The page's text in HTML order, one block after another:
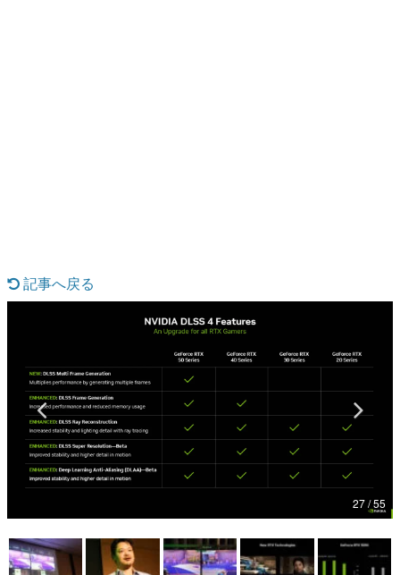
特集記事
アプリレビュー
その他
電ファミニコゲーマーとは？
運営：株式会社マレ
記事へ戻る
27 / 55